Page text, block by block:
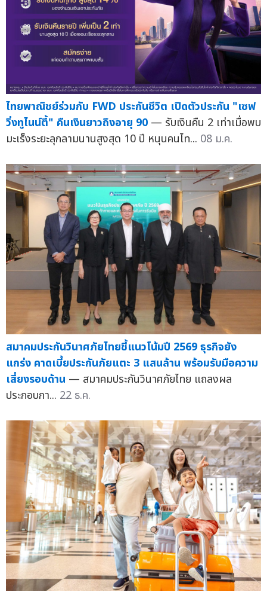
ไทยพาณิชย์ร่วมกับ FWD ประกันชีวิต เปิดตัวประกัน "เซฟ
วิ่งทูไนน์ตี้" คืนเงินยาวถึงอายุ 90 — รับเงินคืน 2 เท่าเมื่อพบ
มะเร็งระยะลุกลามนานสูงสุด 10 ปี หนุนคนไท... 08 ม.ค.
สมาคมประกันวินาศภัยไทยชี้แนวโน้มปี 2569 ธุรกิจยัง
แกร่ง คาดเบี้ยประกันภัยแตะ 3 แสนล้าน พร้อมรับมือความ
เสี่ยงรอบด้าน — สมาคมประกันวินาศภัยไทย แถลงผล
ประกอบกา... 22 ธ.ค.